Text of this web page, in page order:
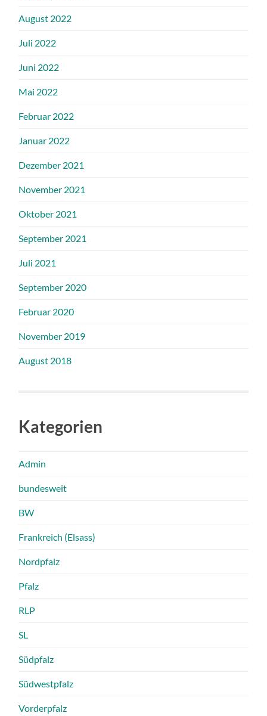
August 2022
Juli 2022
Juni 2022
Mai 2022
Februar 2022
Januar 2022
Dezember 2021
November 2021
Oktober 2021
September 2021
Juli 2021
September 2020
Februar 2020
November 2019
August 2018
Kategorien
Admin
bundesweit
BW
Frankreich (Elsass)
Nordpfalz
Pfalz
RLP
SL
Südpfalz
Südwestpfalz
Vorderpfalz